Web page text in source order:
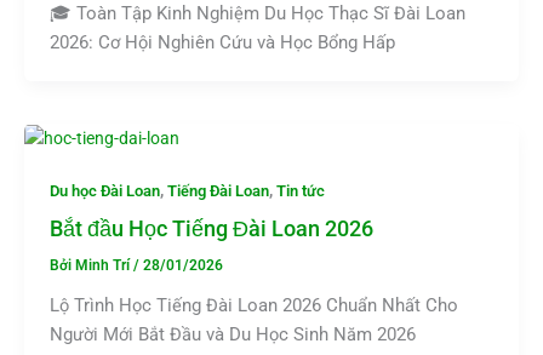
🎓 Toàn Tập Kinh Nghiệm Du Học Thạc Sĩ Đài Loan
2026: Cơ Hội Nghiên Cứu và Học Bổng Hấp
Du học Đài Loan, Tiếng Đài Loan, Tin tức
Bắt đầu Học Tiếng Đài Loan 2026
Bởi Minh Trí / 28/01/2026
Lộ Trình Học Tiếng Đài Loan 2026 Chuẩn Nhất Cho
Người Mới Bắt Đầu và Du Học Sinh Năm 2026